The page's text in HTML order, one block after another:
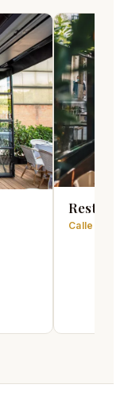
Restaurante
Calle de Jorge